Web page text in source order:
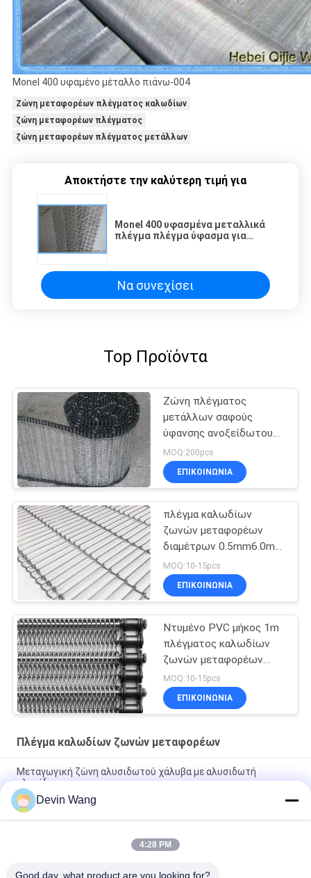
Monel 400 υφαμένο μέταλλο πιάνω-004
Ζώνη μεταφορέων πλέγματος καλωδίων
ζώνη μεταφορέων πλέγματος
ζώνη μεταφορέων πλέγματος μετάλλων
Αποκτήστε την καλύτερη τιμή για
Monel 400 υφασμένα μεταλλικά
πλέγμα πλέγμα ύφασμα για
Να συνεχίσει
Top Προϊόντα
Ζώνη πλέγματος
μετάλλων σαφούς
ύφανσης ανοξείδωτου
για την επεξεργασία
Freezering τροφίμων
MOQ:200pcs
ΕΠΙΚΟΙΝΩΝΊΑ
πλέγμα καλωδίων
ζωνών μεταφορέων
διαμέτρων 0.5mm6.0mm
0.5m2.5m πλάτος για
βιομηχανικό
MOQ:10-15pcs
ΕΠΙΚΟΙΝΩΝΊΑ
Ντυμένο PVC μήκος 1m
πλέγματος καλωδίων
ζωνών μεταφορέων
μετακίνησης
MOQ:10-15pcs
ΕΠΙΚΟΙΝΩΝΊΑ
Πλέγμα καλωδίων ζωνών μεταφορέων
Μεταγωγική ζώνη αλυσιδωτού χάλυβα με αλυσιδωτή
αλυσίδα
Πολυεστέρα Σπειροειδής στεγνωτήρας μεταγωγική ζώνη
πλέγμα
Τιμή εργοστασίου Τετράγωνη τρύπα ανοξείδωτο ατσάλινο
Devin Wang
4:28 PM
Good day, what product are you looking for?